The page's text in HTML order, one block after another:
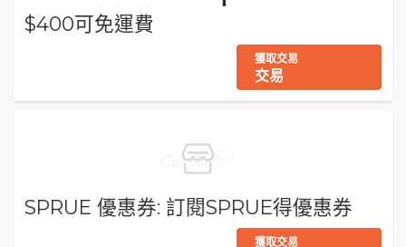
$400可免運費
獲取交易
交易
SPRUE 優惠券: 訂閱SPRUE得優惠券
獲取交易